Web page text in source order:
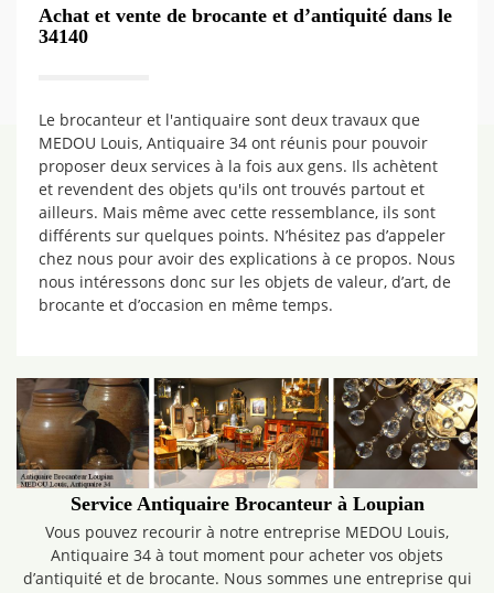
Achat et vente de brocante et d’antiquité dans le
34140
Le brocanteur et l'antiquaire sont deux travaux que
MEDOU Louis, Antiquaire 34 ont réunis pour pouvoir
proposer deux services à la fois aux gens. Ils achètent
et revendent des objets qu'ils ont trouvés partout et
ailleurs. Mais même avec cette ressemblance, ils sont
différents sur quelques points. N’hésitez pas d’appeler
chez nous pour avoir des explications à ce propos. Nous
nous intéressons donc sur les objets de valeur, d’art, de
brocante et d’occasion en même temps.
Service Antiquaire Brocanteur à Loupian
Vous pouvez recourir à notre entreprise MEDOU Louis,
Antiquaire 34 à tout moment pour acheter vos objets
d’antiquité et de brocante. Nous sommes une entreprise qui